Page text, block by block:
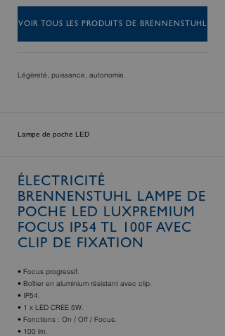
VOIR TOUS LES PRODUITS DE BRENNENSTUHL
Légèreté, puissance, autonomie.
Lampe de poche LED
ÉLECTRICITÉ
BRENNENSTUHL LAMPE DE
POCHE LED LUXPREMIUM
FOCUS IP54 TL 100F AVEC
CLIP DE FIXATION
• Focus progressif.
• Boîtier en aluminium résistant avec clip.
• IP54.
• 1 x LED CREE 5W.
• Fonctions : On / Off / Focus.
• 100 lm.